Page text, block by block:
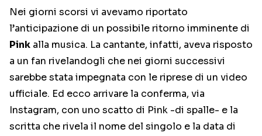
Nei giorni scorsi vi avevamo riportato
l’anticipazione di un possibile ritorno imminente di
Pink alla musica. La cantante, infatti, aveva risposto
a un fan rivelandogli che nei giorni successivi
sarebbe stata impegnata con le riprese di un video
ufficiale. Ed ecco arrivare la conferma, via
Instagram, con uno scatto di Pink -di spalle- e la
scritta che rivela il nome del singolo e la data di